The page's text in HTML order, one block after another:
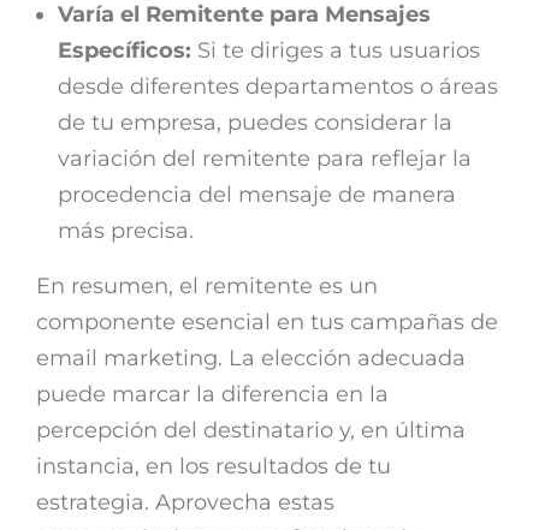
Varía el Remitente para Mensajes
Específicos: Si te diriges a tus usuarios
desde diferentes departamentos o áreas
de tu empresa, puedes considerar la
variación del remitente para reflejar la
procedencia del mensaje de manera
más precisa.
En resumen, el remitente es un
componente esencial en tus campañas de
email marketing. La elección adecuada
puede marcar la diferencia en la
percepción del destinatario y, en última
instancia, en los resultados de tu
estrategia. Aprovecha estas